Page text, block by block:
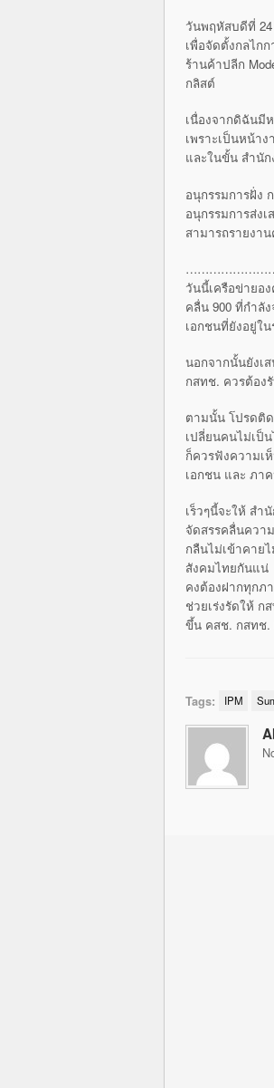
วันพฤหัสบดีที่
เพื่อจัดตั้งกลไก
ร้านค้าปลีก
กลิสต์
เนื่องจากดิฉันมี
เพราะเป็นหน้า
และในขั้น สำนัก
อนุกรรมการฝั่ง
อนุกรรมการส่ง
สามารถรายงา
วันนี้เครือข่ายอ
คลื่น 900 ที่กำลั
เอกชนที่ยังอยู่ใ
นอกจากนั้นยังเ
กสทช. ควรต้อง
ตามนั้น โปรดติ
เปลี่ยนคนไม่เป็
ก็ควรฟังความเ
เอกชน และ ภา
เร็วๆนี้จะให้ สำ
จัดสรรคลื่นควา
กลืนไม่เข้าคาย
สังคมไทยกันแน่
คงต้องฝากทุกภ
ช่วยเร่งรัดให้ ก
ขึ้น คสช. กสทช.
Tags: IPM